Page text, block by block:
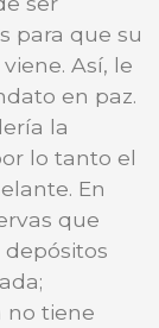
para que su
Así, le
en paz.
la
lo tanto el
En
que
depósitos
no tiene